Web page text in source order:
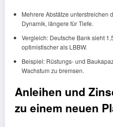
Mehrere Abstätze unterstreichen
Dynamik, längere für Tiefe.
Vergleich: Deutsche Bank sieht
optimistischer als LBBW.
Beispiel: Rüstungs- und
Wachstum zu bremsen.
Anleihen und
zu einem neuen